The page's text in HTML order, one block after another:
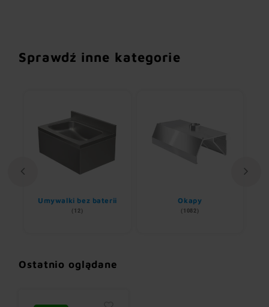
Sprawdź inne kategorie
Umywalki bez baterii
(12)
Okapy
(1082)
Ostatnio oglądane